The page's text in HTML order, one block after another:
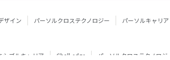
ザイン パーソルクロステクノロジー
パーソルキャリア
シブルキャリア Chall-edge
パーソルクロステクノロジー